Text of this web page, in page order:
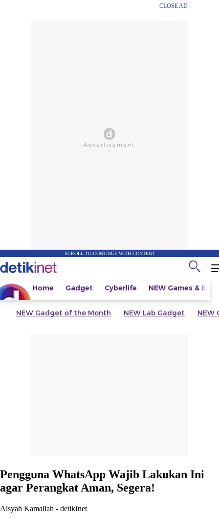
CLOSE AD
SCROLL TO CONTINUE WITH CONTENT
Home Gadget Cyberlife NEW Games &
NEW Gadget of the Month NEW Lab Gadget NEW
Pengguna WhatsApp Wajib Lakukan Ini
agar Perangkat Aman, Segera!
Aisyah Kamaliah - detikInet